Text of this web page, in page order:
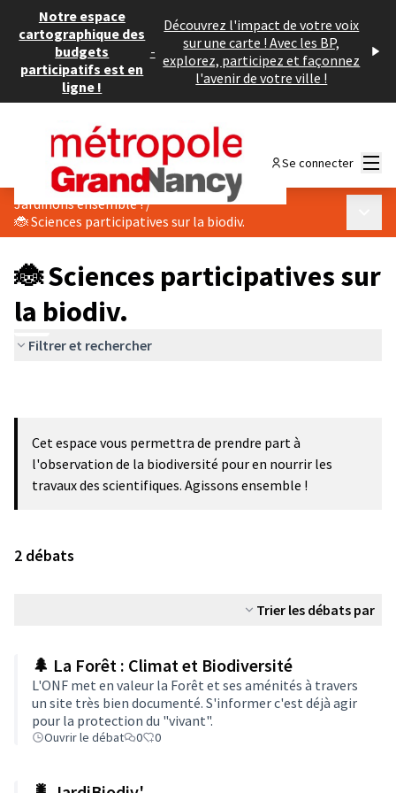
Notre espace
cartographique des
budgets
participatifs est en
ligne !
-
Découvrez l'impact de votre voix
sur une carte ! Avec les BP,
explorez, participez et façonnez
l'avenir de votre ville !
Se connecter
Jardinons ensemble !/
🐞 Sciences participatives sur la biodiv.
🐞 Sciences participatives sur
la biodiv.
Filtrer et rechercher
Cet espace vous permettra de prendre part à
l'observation de la biodiversité pour en nourrir les
travaux des scientifiques. Agissons ensemble !
2 débats
Trier les débats par
🌲 La Forêt : Climat et Biodiversité
L'ONF met en valeur la Forêt et ses aménités à travers
un site très bien documenté. S'informer c'est déjà agir
pour la protection du "vivant".
Ouvrir le débat 0 0